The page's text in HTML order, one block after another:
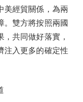
美經貿關係，為兩
。雙方將按照兩國
共同做好落實，
注入更多的確定性